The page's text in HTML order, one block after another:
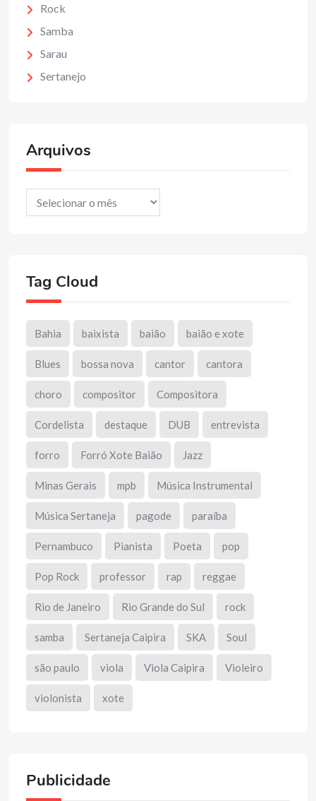
Rock
Samba
Sarau
Sertanejo
Arquivos
Arquivos
Tag Cloud
Bahia baixista baião baião e xote
Blues bossa nova cantor cantora
choro compositor Compositora
Cordelista destaque DUB entrevista
forro Forró Xote Baião Jazz
Minas Gerais mpb Música Instrumental
Música Sertaneja pagode paraíba
Pernambuco Pianista Poeta pop
Pop Rock professor rap reggae
Rio de Janeiro Rio Grande do Sul rock
samba Sertaneja Caipira SKA Soul
são paulo viola Viola Caipira Violeiro
violonista xote
Publicidade